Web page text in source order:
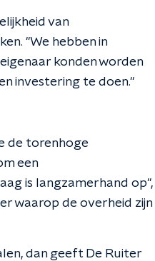
van
"We hebben in
konden worden
investering te doen."
de torenhoge
een
is langzamerhand op",
waarop de overheid zijn
dan geeft De Ruiter